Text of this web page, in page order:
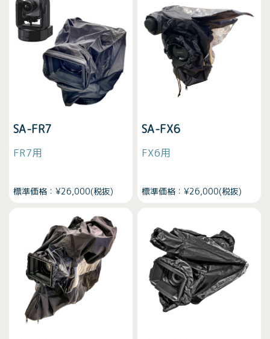
SA-FR7
FR7用
標準価格：¥26,000(税抜)
SA-FX6
FX6用
標準価格：¥26,000(税抜)